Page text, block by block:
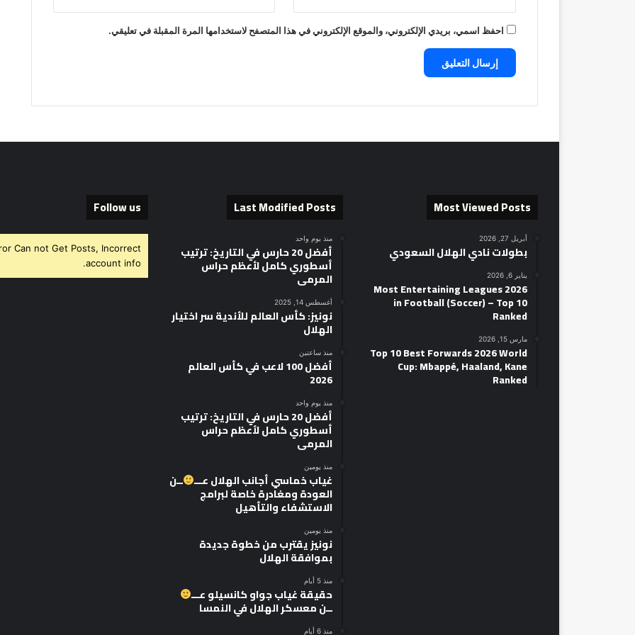
احفظ اسمي، بريدي الإلكتروني، والموقع الإلكتروني في هذا المتصفح لاستخدامها المرة المقبلة في تعليقي.
Most Viewed Posts
أبريل 27, 2026
بطولات نادي الهلال السعودي
يناير 6, 2026
2026 Most Entertaining Leagues
in Football (Soccer) – Top 10
Ranked
مارس 15, 2026
Top 10 Best Forwards 2026 World
Cup: Mbappé, Haaland, Kane
Ranked
Last Modified Posts
منذ يوم واحد
أفضل 20 حارس في التاريخ: ترتيب
أسطوري كامل لأعظم حراس
المرمى
أغسطس 14, 2025
نونيز: كأس العالم للأندية سر اختيار
الهلال
منذ ساعتين
أفضل 100 لاعب في كأس العالم
2026
منذ يوم واحد
أفضل 20 حارس في التاريخ: ترتيب
أسطوري كامل لأعظم حراس
المرمى
منذ يومين
غياب خماسي أجانب الهلال عـــ ــن
العودة ومغادرة خاصة لبرامج
الاستشفاء والتأهيل
منذ يومين
نونيز يقترب من خطوة جديدة
بموافقة الهلال
منذ 5 أيام
حقيقة غياب جواو كانسيلو عـــ
ــن معسكر الهلال في النمسا
منذ 6 أيام
Follow us
Can not Get Posts, Incorrect
account info.